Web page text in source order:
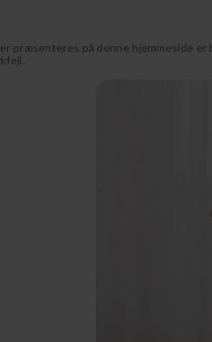
præsenteres på denne hjemmeside